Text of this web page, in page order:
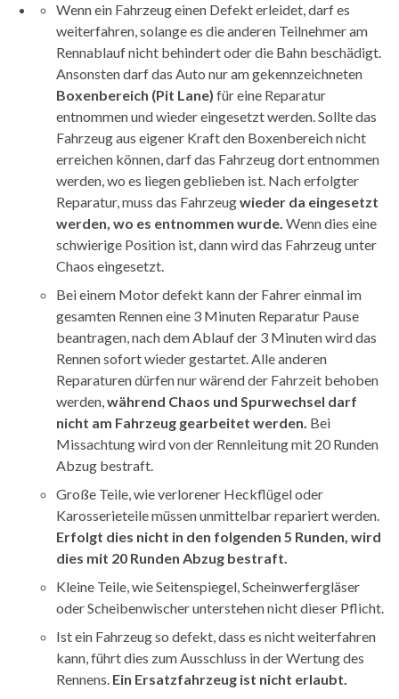
Wenn ein Fahrzeug einen Defekt erleidet, darf es
weiterfahren, solange es die anderen Teilnehmer am
Rennablauf nicht behindert oder die Bahn beschädigt.
Ansonsten darf das Auto nur am gekennzeichneten
Boxenbereich (Pit Lane) für eine Reparatur
entnommen und wieder eingesetzt werden. Sollte das
Fahrzeug aus eigener Kraft den Boxenbereich nicht
erreichen können, darf das Fahrzeug dort entnommen
werden, wo es liegen geblieben ist. Nach erfolgter
Reparatur, muss das Fahrzeugwieder da eingesetzt
werden, wo es entnommen wurde. Wenn dies eine
schwierige Position ist, dann wird das Fahrzeug unter
Chaos eingesetzt.
Bei einem Motor defekt kann der Fahrer einmal im
gesamten Rennen eine 3 Minuten Reparatur Pause
beantragen, nach dem Ablauf der 3 Minuten wird das
Rennen sofort wieder gestartet. Alle anderen
Reparaturen dürfen nur wärend der Fahrzeit behoben
werden,während Chaos und Spurwechsel darf
nicht am Fahrzeug gearbeitet werden. Bei
Missachtung wird von der Rennleitung mit 20 Runden
Abzug bestraft.
Große Teile, wie verlorener Heckflügel oder
Karosserieteile müssen unmittelbar repariert werden.
Erfolgt dies nicht in den folgenden 5 Runden, wird
dies mit 20 Runden Abzug bestraft.
Kleine Teile, wie Seitenspiegel, Scheinwerfergläser
oder Scheibenwischer unterstehen nicht dieser Pflicht.
Ist ein Fahrzeug so defekt, dass es nicht weiterfahren
kann, führt dies zum Ausschluss in der Wertung des
Rennens. Ein Ersatzfahrzeug ist nicht erlaubt.